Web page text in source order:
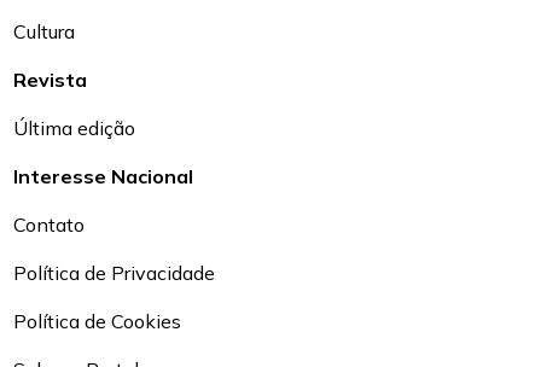
Cultura
Revista
Última edição
Interesse Nacional
Contato
Política de Privacidade
Política de Cookies